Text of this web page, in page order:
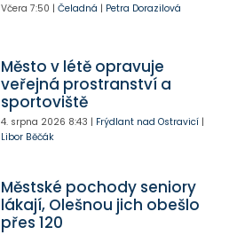
Včera 7:50 | Čeladná | Petra Dorazilová
Město v létě opravuje
veřejná prostranství a
sportoviště
4. srpna 2026 8:43 | Frýdlant nad Ostravicí|
Libor Běčák
Městské pochody seniory
lákají, Olešnou jich obešlo
přes 120